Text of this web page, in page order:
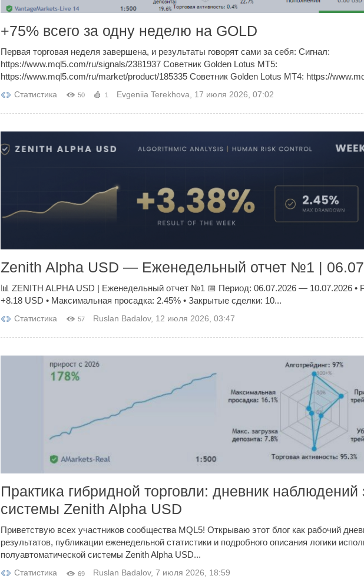
+75% всего за одну неделю на GOLD
Первая торговая неделя завершена, и результаты говорят сами за себя: Сигнал:
https://www.mql5.com/ru/signals/2381937 Советник Golden Lotus MT5:
https://www.mql5.com/ru/market/product/185335 Советник Golden Lotus MT4: https://
Статистика 50 1 Evgeniia Terekhova, 17 июля 2026, 07:02
Zenith Alpha USD — Еженедельный отчет №1 |
📊 ZENITH ALPHA USD | Еженедельный отчет №1 📅 Период: 06.07.2026 — 10.07.2026 •
+8.18 USD • Максимальная просадка: 2.45% • Закрытые сделки: 10...
Статистика 57 Ruslan Badalov, 12 июля 2026, 03:47
Практика гибридной торговли: дневник наблюдений
системы Zenith Alpha USD
Приветствую всех участников сообщества MQL5! Открываю этот блог как рабочий
результатов, публикации еженедельной статистики и подробного описания логики
полуавтоматической системы Zenith Alpha USD...
Статистика 69 Ruslan Badalov, 7 июля 2026, 18:59